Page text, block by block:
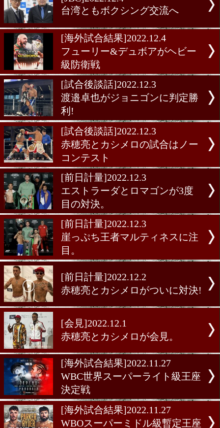
[ライト級特集]2022.12.7
ヘイニーとロマチェンコの
が実現かー
[海外試合結果]2022.12.4
ロマゴンvsエストラーダⅢ
[JBC]2022.12.4
台湾ともボクシング交流へ
[海外試合結果]2022.12.4
フューリー&デュボアがヘ
級防衛戦
[試合後談話]2022.12.3
渡邉卓也がジョニゴンに判
利!
[試合後談話]2022.12.3
コンテスト
[前日計量]2022.12.3
エストラーダとロマゴンが
目の対決。
[前日計量]2022.12.3
崖っぷち王者マルティネス